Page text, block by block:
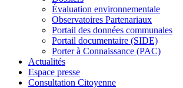
Évaluation environnementale
Observatoires Partenariaux
Portail des données communales
Portail documentaire (SIDE)
Porter à Connaissance (PAC)
Actualités
Espace presse
Consultation Citoyenne